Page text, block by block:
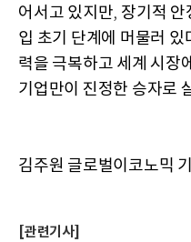
어서고 있지만, 장기적 안
입 초기 단계에 머물러 있
력을 극복하고 세계 시장
기업만이 진정한 승자로
김주원 글로벌이코노믹
[관련기사]